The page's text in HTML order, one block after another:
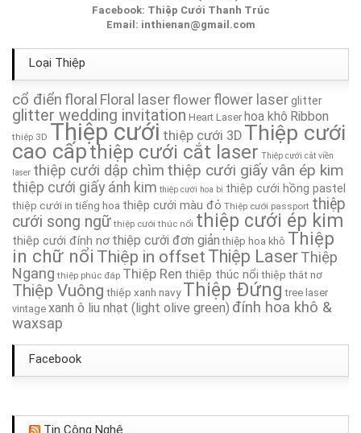
Thiệp Cưới TA154
Thiệp Cưới TA010
Thiệp Cưới TA016
Thiệp Cưới TA039
Thiệp Cưới TA040
Thiệp Cưới TA108
Thiệp cưới TA313
Thiệp Cưới TA080
Facebook: Thiệp Cưới Thanh Trúc
Email: inthienan@gmail.com
Loại Thiệp
cổ điển floral Floral laser flower flower laserglitter
glitter wedding invitation Heart Laser hoa khô Ribbon
thiệp 3D Thiệp cưới thiệp cưới 3D Thiệp cưới
cao cấpthiệp cưới cắt laser Thiệp cưới cắt viền
laser thiệp cưới dập chìm thiệp cưới giấy vân ép kim
thiệp cưới giấy ánh kim thiệp cưới hoa bi thiệp cưới hồng pastel
thiệp cưới in tiếng hoa thiệp cưới màu đỏ Thiệp cưới passport thiệp
cưới song ngữ thiệp cưới thúc nổi thiệp cưới ép kim
thiệp cưới đính nơ thiệp cưới đơn giản thiệp hoa khô Thiệp
in chữ nổi Thiệp in offset Thiệp LaserThiệp
Ngang thiệp phúc đáp Thiệp Ren thiệp thúc nổi thiệp thắt nơ
Thiệp Vuông thiệp xanh navy Thiệp Đứng tree laser
vintage xanh ô liu nhạt (light olive green) đính hoa khô &
waxsap
Facebook
Tin Công Nghệ